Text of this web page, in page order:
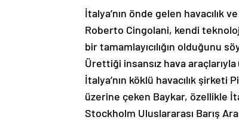
İtalya’nın önde gelen havacılık
Roberto Cingolani, kendi
bir tamamlayıcılığın olduğunu
Ürettiği insansız hava
İtalya’nın köklü havacılık şirketi
üzerine çeken Baykar, özellikle
Stockholm Uluslararası Barış